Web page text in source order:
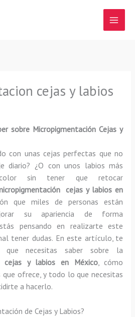
cejas y labios
sobre Micropigmentación Cejas y
con unas cejas perfectas que no
diario? ¿O con unos labios más
sin tener que retocar
cejas y labios en
que miles de personas están
su apariencia de forma
pensando en realizarte este
tener dudas. En este artículo, te
necesitas saber sobre la
cejas y labios en México, cómo
que ofrece, y todo lo que necesitas
a hacerlo.
de Cejas y Labios?